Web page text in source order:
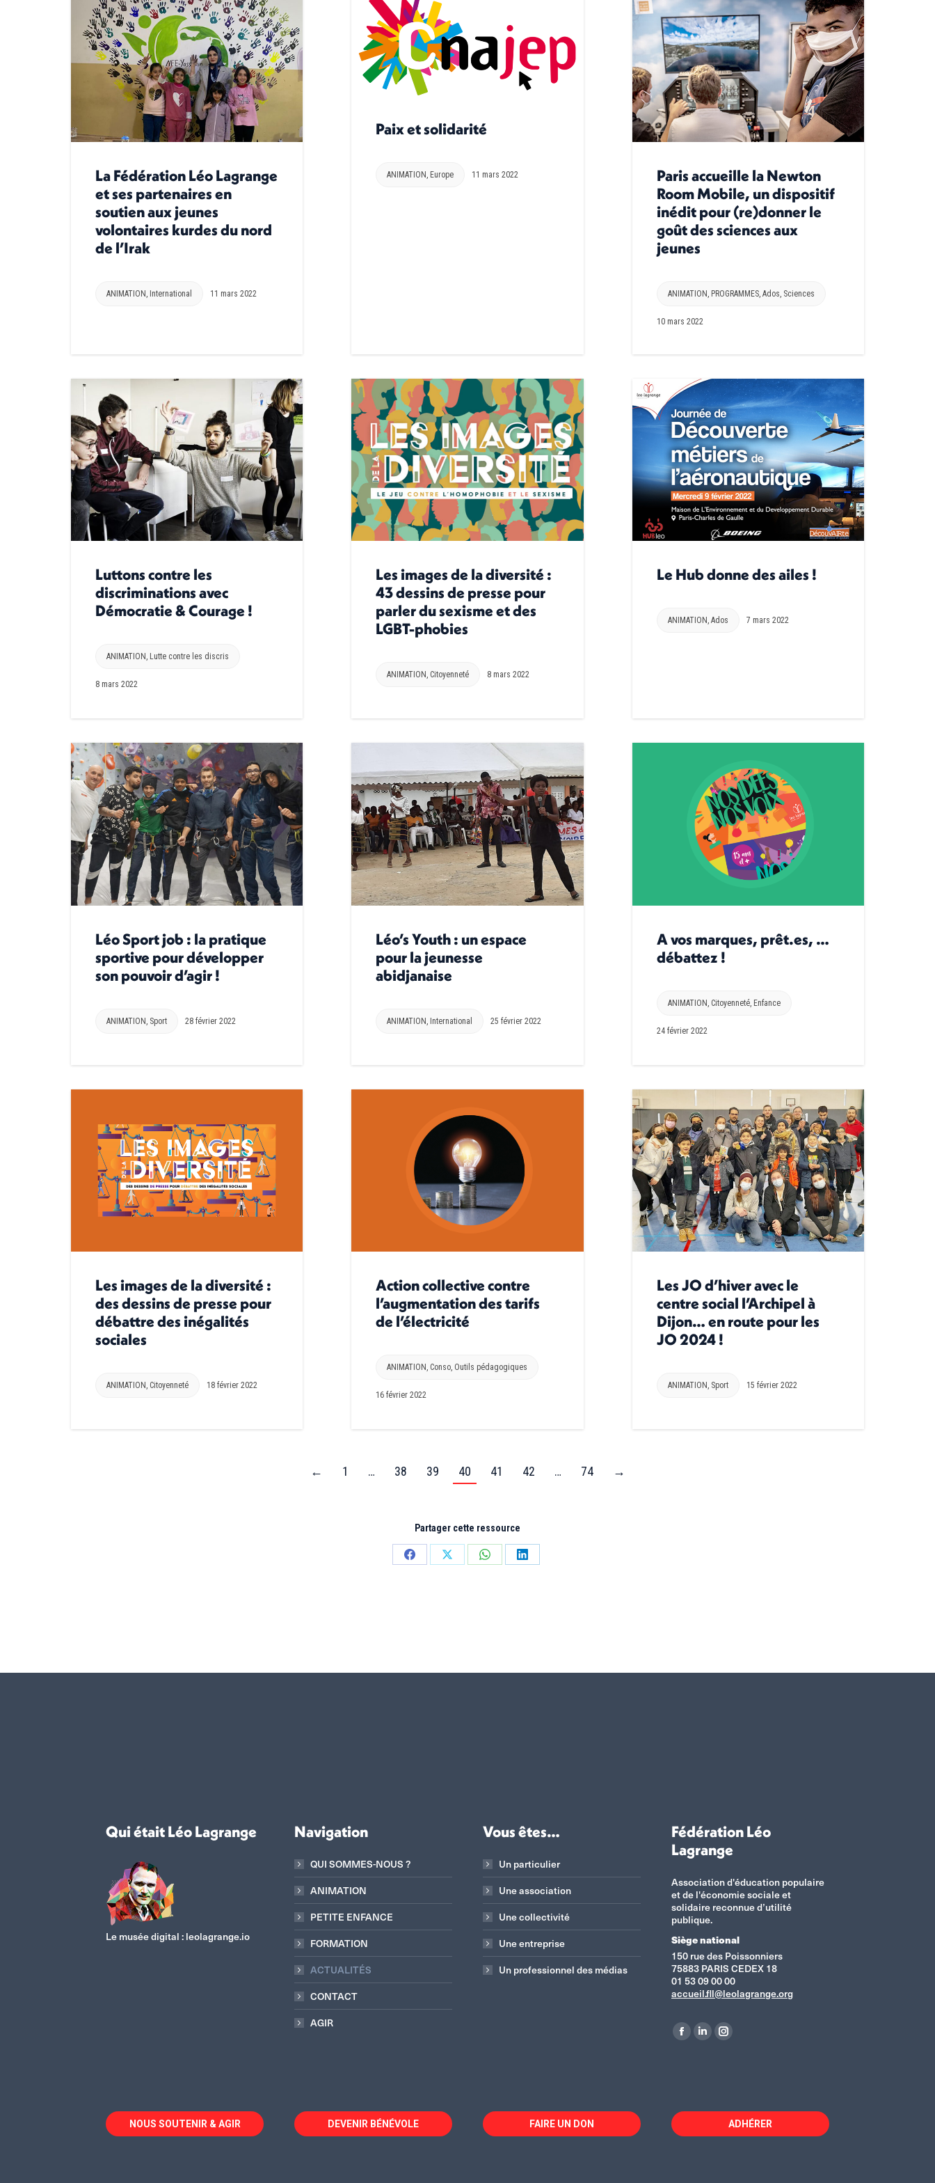
La Fédération Léo Lagrange
et ses partenaires en
soutien aux jeunes
volontaires kurdes du nord
de l’Irak
ANIMATION International 11 mars 2022
Paix et solidarité
ANIMATION Europe 11 mars 2022
Paris accueille la Newton
Room Mobile, un dispositif
inédit pour (re)donner le
goût des sciences aux
jeunes
ANIMATION PROGRAMMES, Ados Sciences
10 mars 2022
Luttons contre les
discriminations avec
Démocratie & Courage !
ANIMATION , Lutte contre les discris
8 mars 2022
Les images de la diversité :
43 dessins de presse pour
parler du sexisme et des
LGBT-phobies
ANIMATION , Citoyenneté 8 mars 2022
Le Hub donne des ailes !
ANIMATION , Ados 7 mars 2022
Léo Sport job : la pratique
sportive pour développer
son pouvoir d’agir !
ANIMATION Sport 28 février 2022
Léo’s Youth : un espace
pour la jeunesse
abidjanaise
ANIMATION International 25 février 2022
A vos marques, prêt.es, …
débattez !
ANIMATION Citoyenneté, Enfance
24 février 2022
Les images de la diversité :
des dessins de presse pour
débattre des inégalités
sociales
ANIMATION , Citoyenneté 18 février 2022
Action collective contre
l’augmentation des tarifs
de l’électricité
ANIMATION , Conso, Outils pédagogiques
16 février 2022
Les JO d’hiver avec le
centre social l’Archipel à
Dijon… en route pour les
JO 2024 !
ANIMATION , Sport 15 février 2022
← 1 … 38 39 40 41 42 … 74 →
Partager cette ressource
PartagerPartagerPartagerPartager
Qui était Léo Lagrange
Le musée digital :leolagrange.io
Navigation
QUI SOMMES-NOUS ?
ANIMATION
PETITE ENFANCE
FORMATION
ACTUALITÉS
CONTACT
AGIR
Vous êtes…
Un particulier
Une association
Une collectivité
Une entreprise
Un professionnel des médias
Fédération Léo
Lagrange
Association d'éducation populaire
et de l'économie sociale et
solidaire reconnue d’utilité
publique.
Siège national
150 rue des Poissonniers
75883 PARIS CEDEX 18
01 53 09 00 00
accueil.fll@leolagrange.org
Retrouvez-nous sur :
La
dans
La
dans
La
dans
une
NOUS SOUTENIR & AGIR DEVENIR BÉNÉVOLE FAIRE UN DON ADHÉRER